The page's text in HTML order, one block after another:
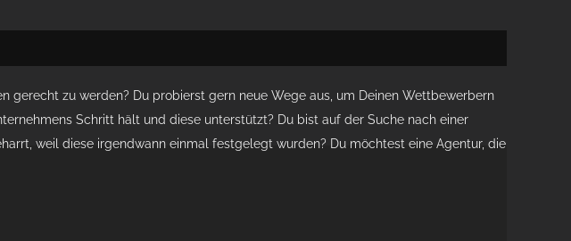
gerecht zu werden? Du probierst gern neue Wege aus, um Deinen Wettbewerbern
Schritt hält und diese unterstützt? Du bist auf der Suche nach einer
weil diese irgendwann einmal festgelegt wurden? Du möchtest eine Agentur, die